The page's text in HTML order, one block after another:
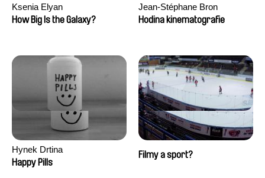
Ksenia Elyan
How Big Is the Galaxy?
Jean-Stéphane Bron
Hodina kinematografie
Hynek Drtina
Happy Pills
Filmy a sport?